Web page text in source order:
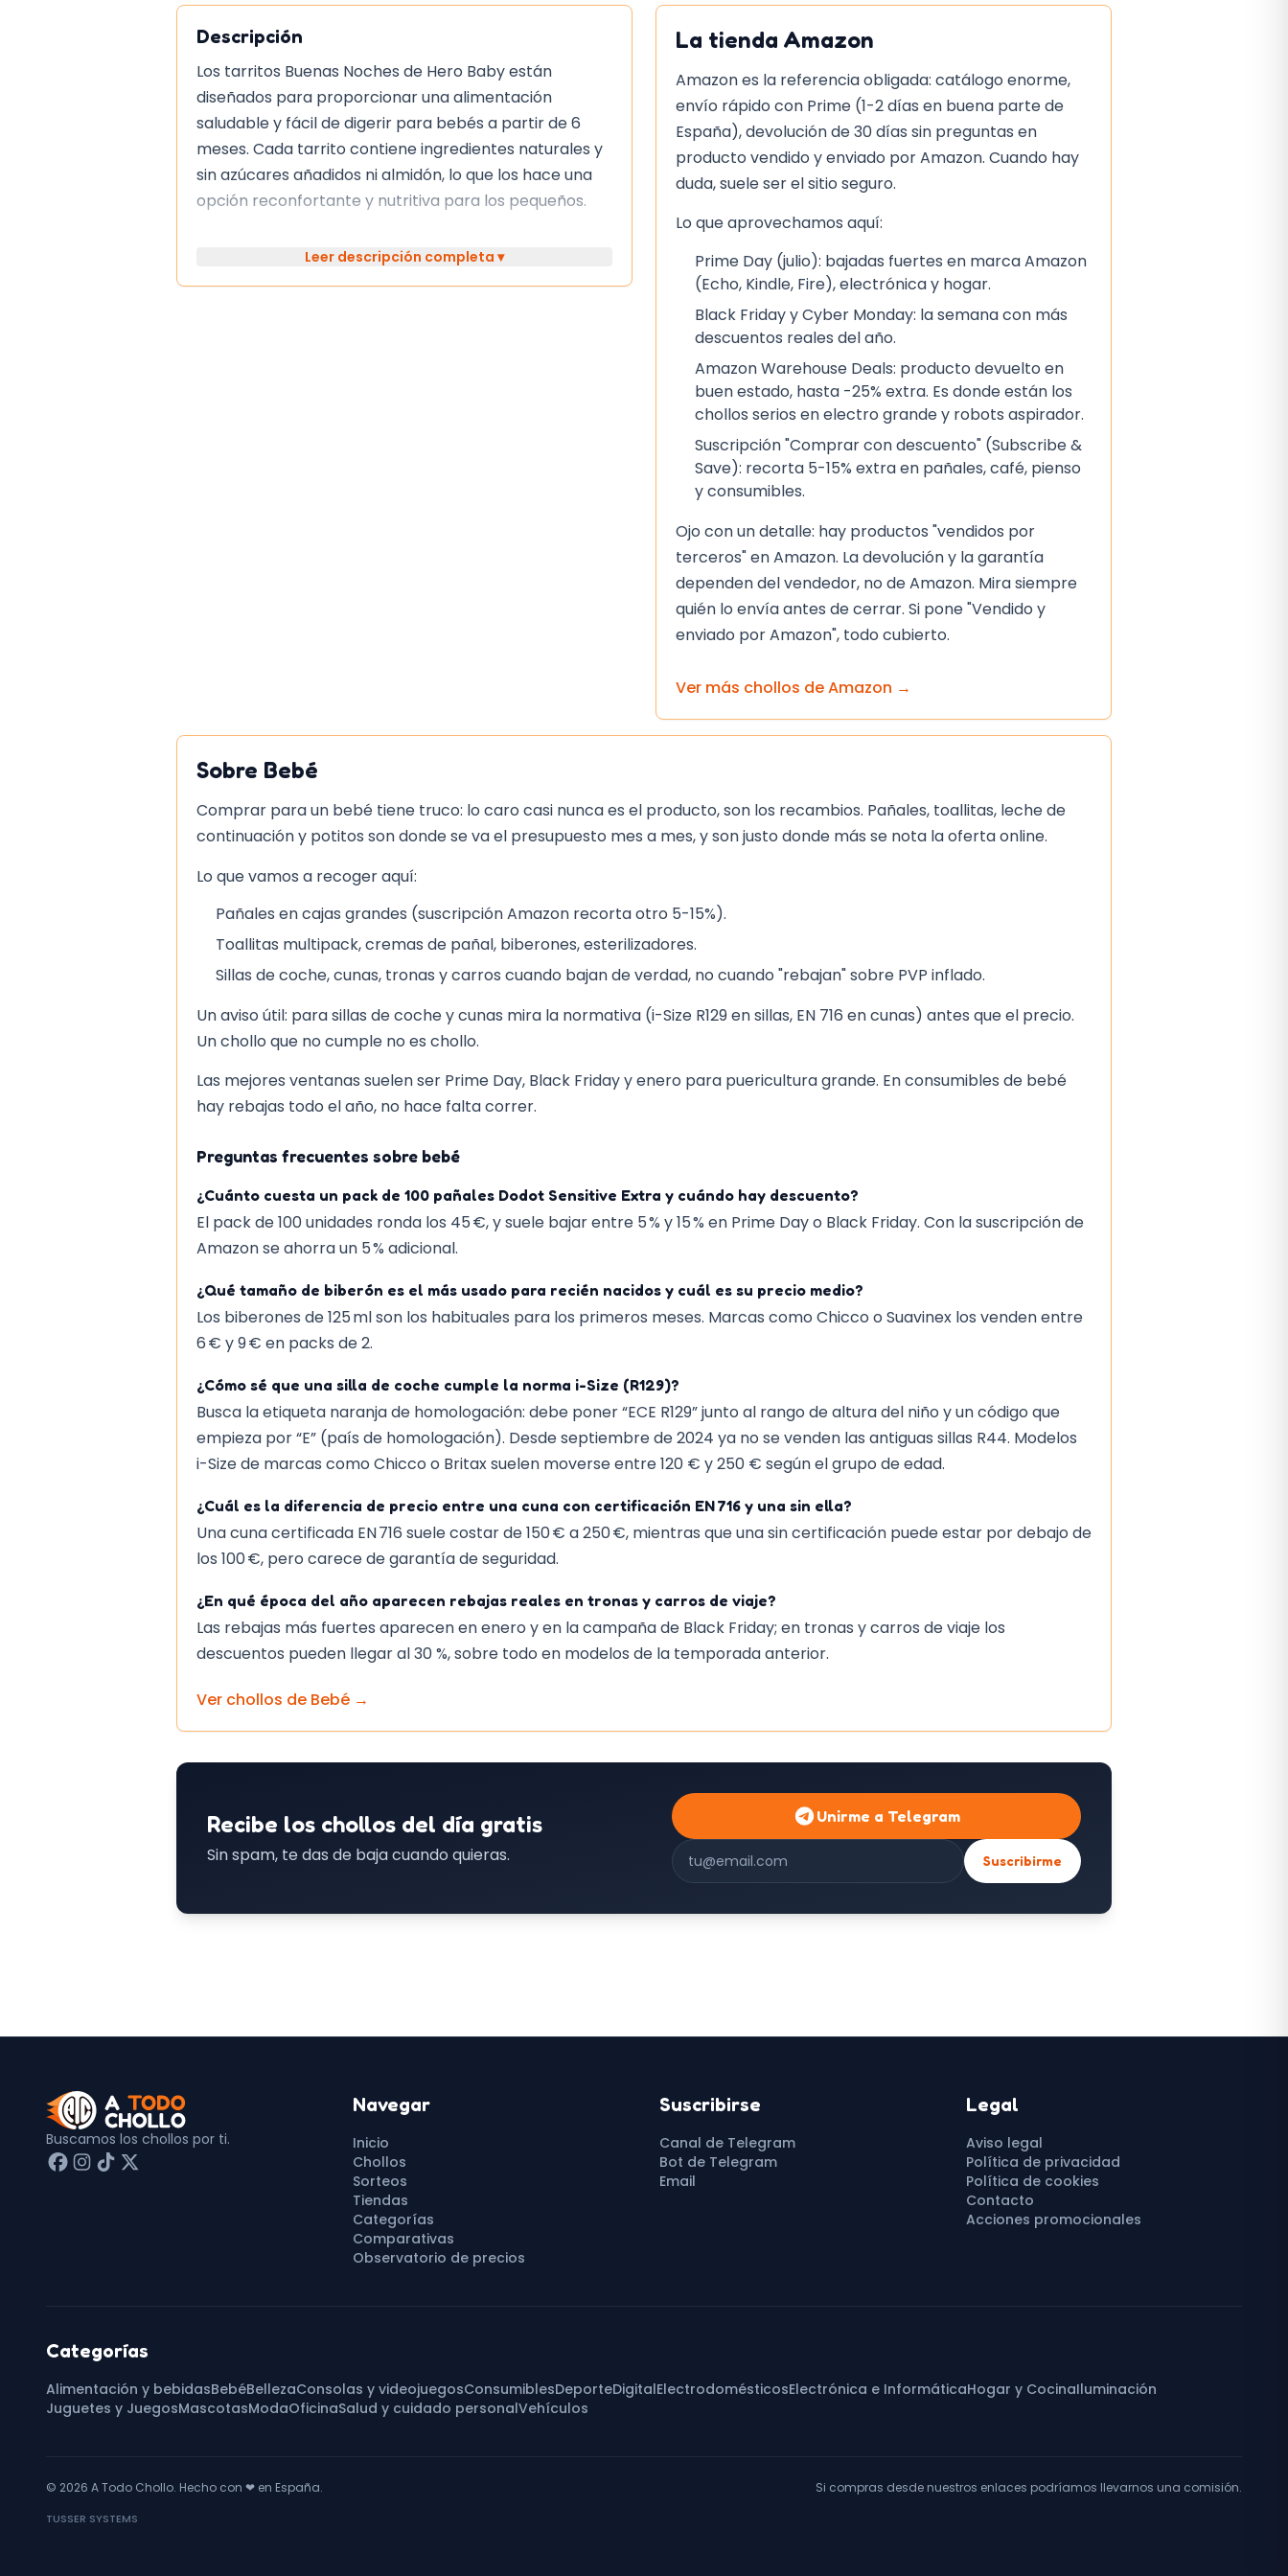
Descripción
Los tarritos Buenas Noches de Hero Baby están
diseñados para proporcionar una alimentación
saludable y fácil de digerir para bebés a partir de 6
meses. Cada tarrito contiene ingredientes naturales y
sin azúcares añadidos ni almidón, lo que los hace una
opción reconfortante y nutritiva para los pequeños.
Estos tarritos son fáciles de preparar y pueden ser
naturales y fácil digestión, son una excelente opción
para padres que buscan lo mejor para sus hijos.
Leer descripción completa ▾
La tienda Amazon
Amazon es la referencia obligada: catálogo enorme,
envío rápido con Prime (1-2 días en buena parte de
España), devolución de 30 días sin preguntas en
producto vendido y enviado por Amazon. Cuando hay
duda, suele ser el sitio seguro.
Lo que aprovechamos aquí:
Prime Day (julio): bajadas fuertes en marca Amazon
(Echo, Kindle, Fire), electrónica y hogar.
Black Friday y Cyber Monday: la semana con más
descuentos reales del año.
Amazon Warehouse Deals: producto devuelto en
buen estado, hasta -25% extra. Es donde están los
chollos serios en electro grande y robots aspirador.
Suscripción "Comprar con descuento" (Subscribe &
Save): recorta 5-15% extra en pañales, café, pienso
y consumibles.
Ojo con un detalle: hay productos "vendidos por
terceros" en Amazon. La devolución y la garantía
dependen del vendedor, no de Amazon. Mira siempre
quién lo envía antes de cerrar. Si pone "Vendido y
enviado por Amazon", todo cubierto.
Ver más chollos deAmazon →
Sobre Bebé
Comprar para un bebé tiene truco: lo caro casi nunca es el producto, son los recambios. Pañales, toallitas, leche de
continuación y potitos son donde se va el presupuesto mes a mes, y son justo donde más se nota la oferta online.
Lo que vamos a recoger aquí:
Pañales en cajas grandes (suscripción Amazon recorta otro 5-15%).
Toallitas multipack, cremas de pañal, biberones, esterilizadores.
Sillas de coche, cunas, tronas y carros cuando bajan de verdad, no cuando "rebajan" sobre PVP inflado.
Un aviso útil: para sillas de coche y cunas mira la normativa (i-Size R129 en sillas, EN 716 en cunas) antes que el precio.
Un chollo que no cumple no es chollo.
Las mejores ventanas suelen ser Prime Day, Black Friday y enero para puericultura grande. En consumibles de bebé
hay rebajas todo el año, no hace falta correr.
Preguntas frecuentes sobre bebé
¿Cuánto cuesta un pack de 100 pañales Dodot Sensitive Extra y cuándo hay descuento?
El pack de 100 unidades ronda los 45 €, y suele bajar entre 5 % y 15 % en Prime Day o Black Friday. Con la suscripción de
Amazon se ahorra un 5 % adicional.
¿Qué tamaño de biberón es el más usado para recién nacidos y cuál es su precio medio?
Los biberones de 125 ml son los habituales para los primeros meses. Marcas como Chicco o Suavinex los venden entre
6 € y 9 € en packs de 2.
¿Cómo sé que una silla de coche cumple la norma i-Size (R129)?
Busca la etiqueta naranja de homologación: debe poner “ECE R129” junto al rango de altura del niño y un código que
empieza por “E” (país de homologación). Desde septiembre de 2024 ya no se venden las antiguas sillas R44. Modelos
i-Size de marcas como Chicco o Britax suelen moverse entre 120 € y 250 € según el grupo de edad.
¿Cuál es la diferencia de precio entre una cuna con certificación EN 716 y una sin ella?
Una cuna certificada EN 716 suele costar de 150 € a 250 €, mientras que una sin certificación puede estar por debajo de
los 100 €, pero carece de garantía de seguridad.
¿En qué época del año aparecen rebajas reales en tronas y carros de viaje?
Las rebajas más fuertes aparecen en enero y en la campaña de Black Friday; en tronas y carros de viaje los
descuentos pueden llegar al 30 %, sobre todo en modelos de la temporada anterior.
Ver chollos de Bebé →
Recibe los chollos del día gratis
Sin spam, te das de baja cuando quieras.
Unirme a Telegram
Correo electrónico
Suscribirme
Buscamos los chollos por ti.
Navegar
Inicio
Chollos
Sorteos
Tiendas
Categorías
Comparativas
Observatorio de precios
Suscribirse
Canal de Telegram
Bot de Telegram
Email
Legal
Aviso legal
Política de privacidad
Política de cookies
Contacto
Acciones promocionales
Categorías
Alimentación y bebidasBebéBellezaConsolas y videojuegosConsumiblesDeporteDigitalElectrodomésticosElectrónica e InformáticaHogar y CocinaIluminación
Juguetes y JuegosMascotasModaOficinaSalud y cuidado personalVehículos
© 2026 A Todo Chollo. Hecho con ❤ en España. Si compras desde nuestros enlaces podríamos llevarnos una comisión.
TUSSER SYSTEMS